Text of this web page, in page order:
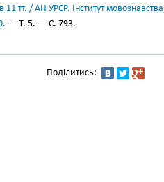
11 тт. / АН УРСР. Інститут
— Т. 5. — С. 793.
Поділитись: